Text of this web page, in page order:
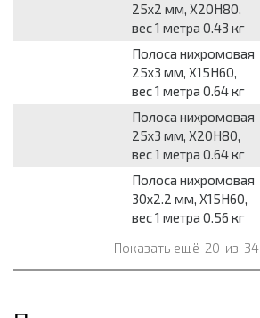
25x2 мм, Х20Н80,
вес 1 метра 0.43 кг
Полоса нихромовая
25x3 мм, Х15Н60,
вес 1 метра 0.64 кг
Полоса нихромовая
25x3 мм, Х20Н80,
вес 1 метра 0.64 кг
Полоса нихромовая
30x2.2 мм, Х15Н60,
вес 1 метра 0.56 кг
Показать ещё 20 из 34